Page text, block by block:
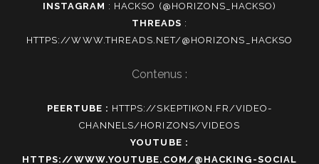
INSTAGRAM : HACKSO (@HORIZONS_HACKSO)
THREADS :
HTTPS://WWW.THREADS.NET/@HORIZONS_HACKSO
Contenus :
PEERTUBE : HTTPS://SKEPTIKON.FR/VIDEO-
CHANNELS/HORIZONS/VIDEOS
YOUTUBE :
HTTPS://WWW.YOUTUBE.COM/@HACKING-SOCIAL